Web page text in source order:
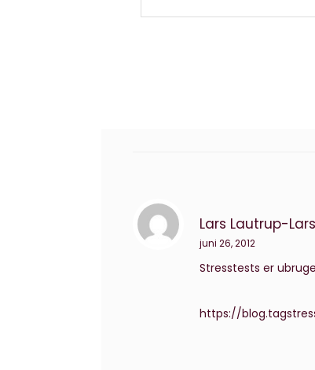
Lars Lautrup-
juni 26, 2012
Stresstests er
https://